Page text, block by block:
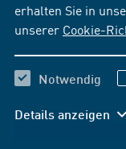
erhalten Sie in
unserer Cookie-
Notwendig
Details anzeigen